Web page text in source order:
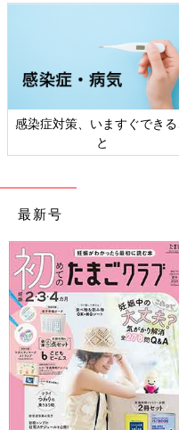
感染症対策、いますぐできる
と
最新号